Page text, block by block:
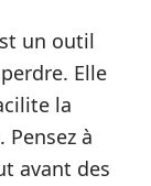
un outil
Elle
la
à
avant des